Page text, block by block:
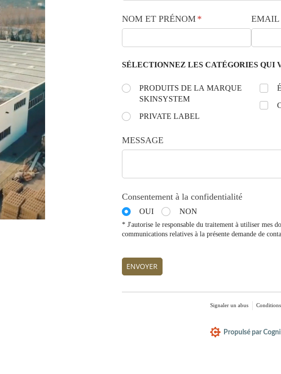
NOM ET PRÉNOM *
(requis) EMAIL
SÉLECTIONNEZ LES CATÉGORIES QUI
Choose the day: *
(requis)
PRODUITS DE LA MARQUE
SKINSYSTEM
PRIVATE LABEL
MESSAGE
Consentement à la confidentialité
OUI NON
* J'autorise le responsable du traitement à utiliser mes
communications relatives à la présente demande de
ENVOYER
Signaler un abus
Propulsé par